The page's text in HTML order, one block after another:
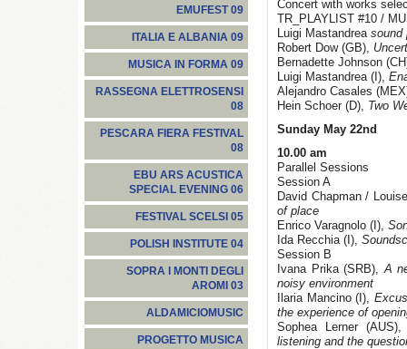
EMUFEST 09
ITALIA E ALBANIA 09
MUSICA IN FORMA 09
RASSEGNA ELETTROSENSI
08
PESCARA FIERA FESTIVAL
08
EBU ARS ACUSTICA
SPECIAL EVENING 06
FESTIVAL SCELSI 05
POLISH INSTITUTE 04
SOPRA I MONTI DEGLI
AROMI 03
ALDAMICIOMUSIC
PROGETTO MUSICA
Concert with works
TR_PLAYLIST #10 /
Luigi Mastandreasound
Robert Dow (GB),
Bernadette Johnson
Luigi Mastandrea (I),
Alejandro Casales
Hein Schoer (D), Two
Sunday May 22nd
10.00 am
Parallel Sessions
Session A
David Chapman /
of place
Enrico Varagnolo (I),
Ida Recchia (I),
Session B
Ivana Prika (SRB),A
noisy environment
Ilaria Mancino (I),
the experience of
Sophea Lerner
listening and the